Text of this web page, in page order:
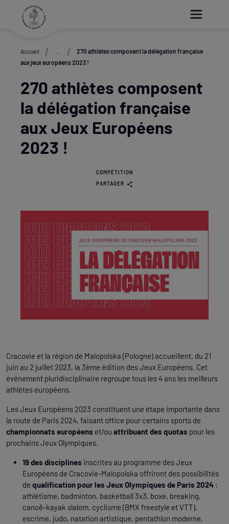
Accueil
270 athlètes composent la délégation française
aux jeux européens 2023 !
270 athlètes composent
la délégation française
aux Jeux Européens
2023 !
COMPÉTITION
PARTAGER
Cracovie et la région de Malopolska (Pologne) accueillent, du 21
juin au 2 juillet 2023, la 3ème édition des Jeux Européens. Cet
événement pluridisciplinaire regroupe tous les 4 ans les meilleurs
athlètes européens.
Les Jeux Européens 2023 constituent une étape importante dans
la route de Paris 2024, faisant office pour certains sports de
championnats européens et/ou attribuant des quotas pour les
prochains Jeux Olympiques.
19 des disciplines inscrites au programme des Jeux
Européens de Cracovie-Malopolska offriront des possibilités
de qualification pour les Jeux Olympiques de Paris 2024 :
athlétisme, badminton, basketball 3x3, boxe, breaking,
canoë-kayak slalom, cyclisme (BMX freestyle et VTT),
escrime, judo, natation artistique, pentathlon moderne,
Paramétrer les cookies